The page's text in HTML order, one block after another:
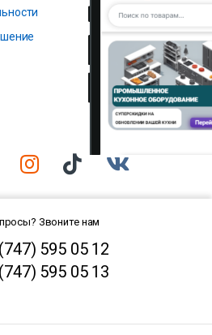
Звоните нам
595 05 12
595 05 13